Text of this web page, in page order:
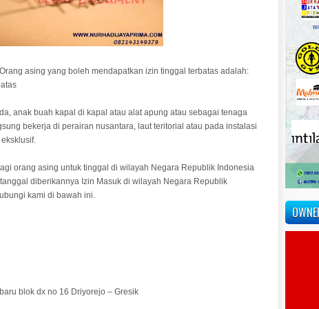
asing yang boleh mendapatkan izin tinggal terbatas adalah:
anak buah kapal di kapal atau alat apung atau sebagai tenaga
bekerja di perairan nusantara, laut teritorial atau pada instalasi
orang asing untuk tinggal di wilayah Negara Republik Indonesia
diberikannya Izin Masuk di wilayah Negara Republik
kami di bawah ini.
blok dx no 16 Driyorejo – Gresik